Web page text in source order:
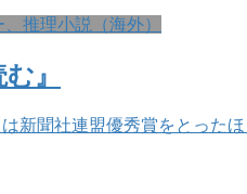
推理小説（海外）
』
新聞社連盟優秀賞をとった